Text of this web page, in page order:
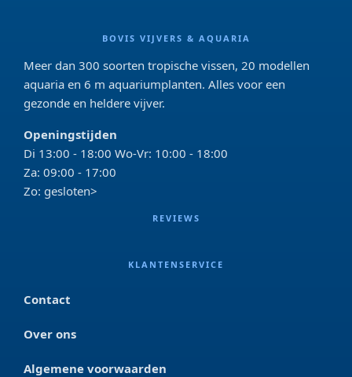
BOVIS VIJVERS & AQUARIA
Meer dan 300 soorten tropische vissen, 20 modellen
aquaria en 6 m aquariumplanten. Alles voor een
gezonde en heldere vijver.
Openingstijden
Di 13:00 - 18:00 Wo-Vr: 10:00 - 18:00
Za: 09:00 - 17:00
Zo: gesloten>
REVIEWS
KLANTENSERVICE
Contact
Over ons
Algemene voorwaarden